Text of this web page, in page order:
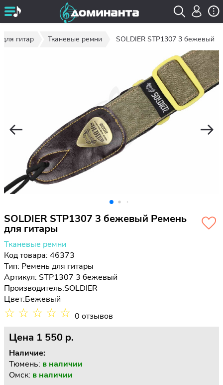
гитар Тканевые ремни SOLDIER STP1307 3 бежевый
SOLDIER STP1307 3 бежевый Ремень
для гитары
Тканевые ремни
Код товара: 46373
Тип: Ремень для гитары
Артикул: STP1307 3 бежевый
Производитель:SOLDIER
Цвет:Бежевый
☆ ☆ ☆ ☆ ☆ 0 отзывов
Цена 1 550 p.
Наличие:
Тюмень: в наличии
Омск: в наличии